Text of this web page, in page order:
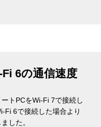
6の通信速度
トPCをWi-Fi 7で接続し
Fi 6で接続した場合より
した。